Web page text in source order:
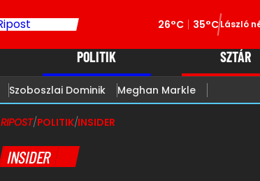
26°C 35°CLászló
POLITIK SZTÁR
Szoboszlai Dominik Meghan Markle
RIPOST/POLITIK/INSIDER
INSIDER